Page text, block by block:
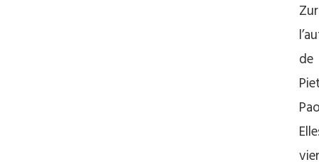
de